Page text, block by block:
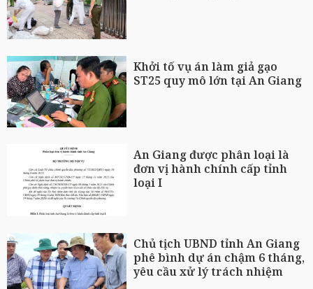
Khởi tố vụ án làm giả gạo
ST25 quy mô lớn tại An Giang
An Giang được phân loại là
đơn vị hành chính cấp tỉnh
loại I
Chủ tịch UBND tỉnh An Giang
phê bình dự án chậm 6 tháng,
yêu cầu xử lý trách nhiệm